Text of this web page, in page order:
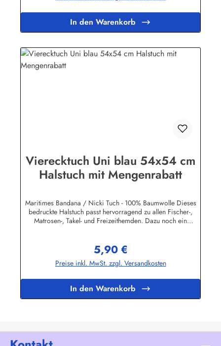
In den Warenkorb
Vierecktuch Uni blau 54x54 cm
Halstuch mit Mengenrabatt
Maritimes Bandana / Nicki Tuch - 100% Baumwolle Dieses
bedruckte Halstuch passt hervorragend zu allen Fischer-,
Matrosen-, Takel- und Freizeithemden. Dazu noch ein
GmbHHeglitzer Str. 1226409 Wittmundinfo@modas-
bekleidung.de
Regulärer Preis:
5,90 €
Preise inkl. MwSt. zzgl. Versandkosten
In den Warenkorb